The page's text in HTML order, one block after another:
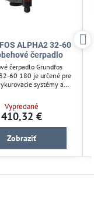
ALPHA2 32-60
čerpadlo
čerpadlo Grundfos
60 180 je určené pre
systémy a
automaticky
výkon potrebám
čím znižuje spotrebu
vyváženie je
cez aplikácie ALPHA
Vypredané
410,32 €
Zobraziť